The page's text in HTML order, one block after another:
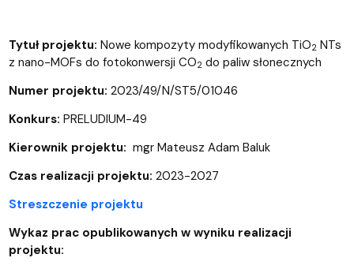
Tytuł projektu: Nowe kompozyty modyfikowanych TiO2 NTs
z nano-MOFs do fotokonwersji CO2 do paliw słonecznych
Numer projektu: 2023/49/N/ST5/01046
Konkurs: PRELUDIUM-49
Kierownik projektu: mgr Mateusz Adam Baluk
Czas realizacji projektu: 2023-2027
Streszczenie projektu
Wykaz prac opublikowanych w wyniku realizacji
projektu: